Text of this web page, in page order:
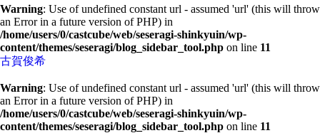
Warning: Use of undefined constant url - assumed 'url' (this will throw
an Error in a future version of PHP) in
/home/users/0/castcube/web/seseragi-shinkyuin/wp-
content/themes/seseragi/blog_sidebar_tool.php on line 11
古賀俊希
Warning: Use of undefined constant url - assumed 'url' (this will throw
an Error in a future version of PHP) in
/home/users/0/castcube/web/seseragi-shinkyuin/wp-
content/themes/seseragi/blog_sidebar_tool.php on line 11